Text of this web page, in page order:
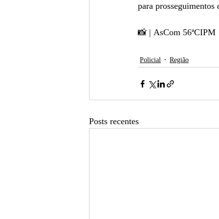
para
📸 | AsCom 56ªCIPM
Policial Região
Posts recentes